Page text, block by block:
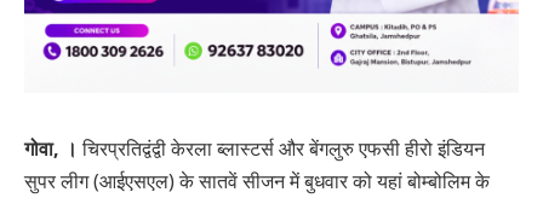
गोवा, । चिरप्रतिद्वंद्वी केरला ब्लास्टर्स और बेंगलुरु एफसी हीरो इंडियन
सुपर लीग (आईएसएल) के सातवें सीजन में बुधवार को यहां बोम्बोलिम के